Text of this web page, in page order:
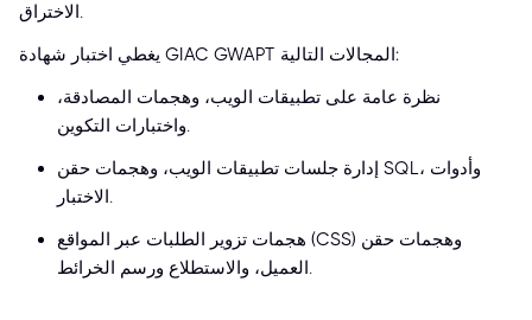
الاختراق.
يغطي اختبار شهادة GIAC GWAPT المجالات التالية:
نظرة عامة على تطبيقات الويب، وهجمات المصادقة،
واختبارات التكوين.
إدارة جلسات تطبيقات الويب، وهجمات حقن SQL، وأدوات
الاختبار.
هجمات تزوير الطلبات عبر المواقع (CSS) وهجمات حقن
العميل، والاستطلاع ورسم الخرائط.